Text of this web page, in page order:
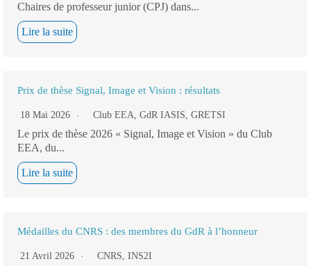
Chaires de professeur junior (CPJ) dans...
Lire la suite
Prix de thèse Signal, Image et Vision : résultats
18 Mai 2026 Club EEA, GdR IASIS, GRETSI
Le prix de thèse 2026 « Signal, Image et Vision » du Club
EEA, du...
Lire la suite
Médailles du CNRS : des membres du GdR à l’honneur
21 Avril 2026 CNRS, INS2I